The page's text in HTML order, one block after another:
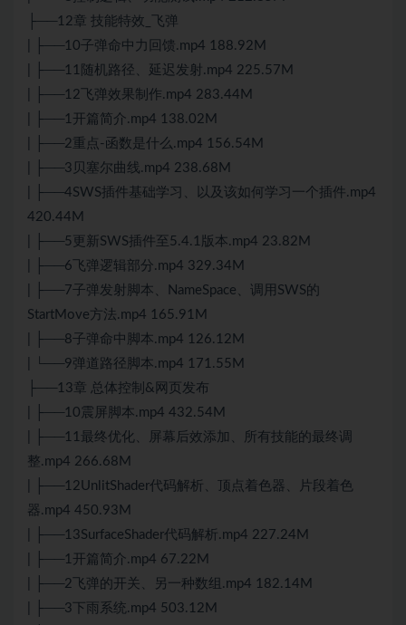
├──12章 技能特效_飞弹
| ├──10子弹命中力回馈.mp4 188.92M
| ├──11随机路径、延迟发射.mp4 225.57M
| ├──12飞弹效果制作.mp4 283.44M
| ├──1开篇简介.mp4 138.02M
| ├──2重点-函数是什么.mp4 156.54M
| ├──3贝塞尔曲线.mp4 238.68M
| ├──4SWS插件基础学习、以及该如何学习一个插件.mp4
420.44M
| ├──5更新SWS插件至5.4.1版本.mp4 23.82M
| ├──6飞弹逻辑部分.mp4 329.34M
| ├──7子弹发射脚本、NameSpace、调用SWS的
StartMove方法.mp4 165.91M
| ├──8子弹命中脚本.mp4 126.12M
| └──9弹道路径脚本.mp4 171.55M
├──13章 总体控制&网页发布
| ├──10震屏脚本.mp4 432.54M
| ├──11最终优化、屏幕后效添加、所有技能的最终调
整.mp4 266.68M
| ├──12UnlitShader代码解析、顶点着色器、片段着色
器.mp4 450.93M
| ├──13SurfaceShader代码解析.mp4 227.24M
| ├──1开篇简介.mp4 67.22M
| ├──2飞弹的开关、另一种数组.mp4 182.14M
| ├──3下雨系统.mp4 503.12M